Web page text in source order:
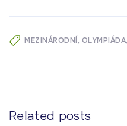
MEZINÁRODNÍ OLYMPIÁDA
Related posts